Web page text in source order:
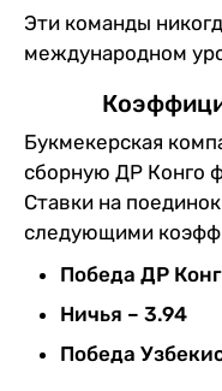
Эти команды
международном
Букмекерская
сборную ДР Конго
Ставки на
следующими
Победа ДР
Ничья – 3.94
Победа